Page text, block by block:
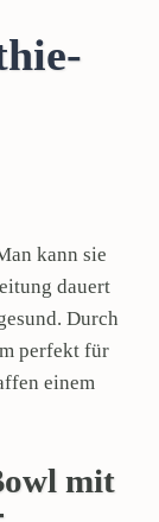
kann sie
dauert
Durch
perfekt für
einem
mit